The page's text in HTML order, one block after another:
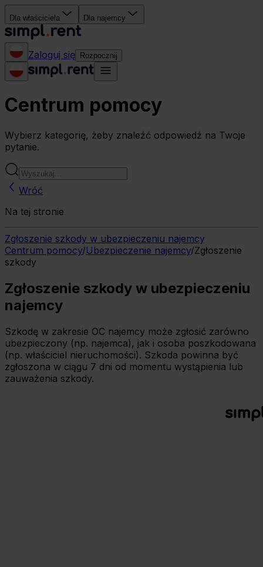
Dla właściciela Dla najemcy
Zaloguj się Rozpocznij
Centrum pomocy
Wybierz kategorię, żeby znaleźć odpowiedź na Twoje
pytanie.
Wróć
Na tej stronie
Zgłoszenie szkody w ubezpieczeniu najemcy
Centrum pomocy/Ubezpieczenie najemcy/Zgłoszenie
szkody
Zgłoszenie szkody w ubezpieczeniu
najemcy
Szkodę w zakresie OC najemcy może zgłosić zarówno
ubezpieczony (np. najemca), jak i osoba poszkodowana
(np. właściciel nieruchomości). Szkoda powinna być
zgłoszona w ciągu 7 dni od momentu wystąpienia lub
zauważenia szkody.